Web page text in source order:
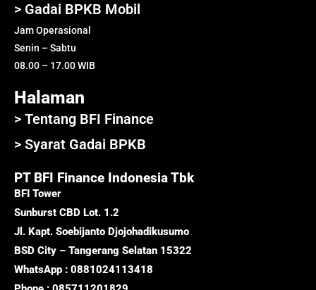
> Gadai BPKB Mobil
Jam Operasional
Senin – Sabtu
08.00 – 17.00 WIB
Halaman
> Tentang BFI Finance
> Syarat Gadai BPKB
PT BFI Finance Indonesia Tbk
BFI Tower
Sunburst CBD Lot. 1.2
Jl. Kapt. Soebijanto Djojohadikusumo
BSD City – Tangerang Selatan 15322
WhatsApp : 0881024113418